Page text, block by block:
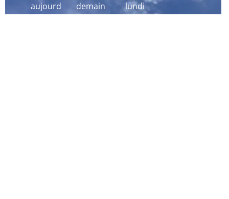
aujourd
´hui
demain lundi